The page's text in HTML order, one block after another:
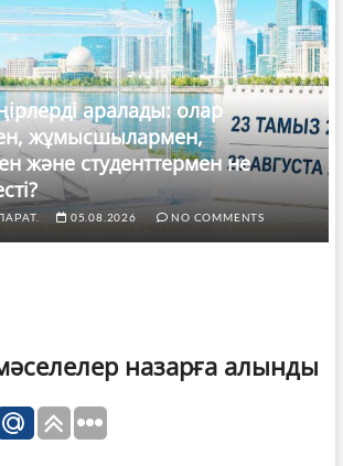
аралады: олар
жұмысшылармен,
және студенттермен не
05.08.2026 NO COMMENTS
назарға алынды